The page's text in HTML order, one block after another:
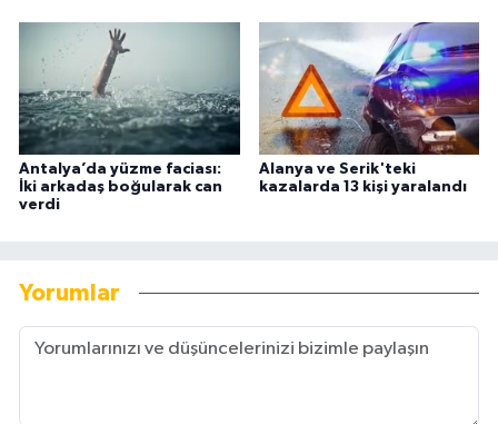
Antalya’da yüzme faciası:
İki arkadaş boğularak can
verdi
Alanya ve Serik'teki
kazalarda 13 kişi yaralandı
Yorumlar